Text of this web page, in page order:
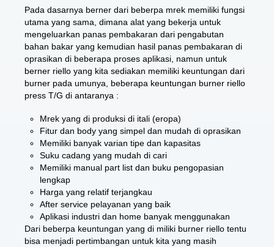
Pada dasarnya berner dari beberpa mrek memiliki fungsi
utama yang sama, dimana alat yang bekerja untuk
mengeluarkan panas pembakaran dari pengabutan
bahan bakar yang kemudian hasil panas pembakaran di
oprasikan di beberapa proses aplikasi, namun untuk
berner riello yang kita sediakan memiliki keuntungan dari
burner pada umunya, beberapa keuntungan burner riello
press T/G di antaranya :
Mrek yang di produksi di itali (eropa)
Fitur dan body yang simpel dan mudah di oprasikan
Memiliki banyak varian tipe dan kapasitas
Suku cadang yang mudah di cari
Memiliki manual part list dan buku pengopasian
lengkap
Harga yang relatif terjangkau
After service pelayanan yang baik
Aplikasi industri dan home banyak menggunakan
Dari beberpa keuntungan yang di miliki burner riello tentu
bisa menjadi pertimbangan untuk kita yang masih